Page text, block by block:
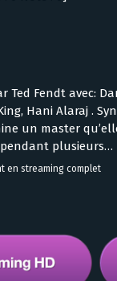
Ted Fendt avec:
Hani Alaraj .
un master
plusieurs…
en streaming complet